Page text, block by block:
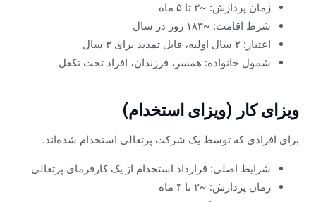
زمان پردازش: ~۳ تا ۵ ماه
شرط اقامت: ~۱۸۳ روز در سال
اعتبار: ۲ سال اولیه، قابل تمدید برای ۳ سال
شمول خانواده: همسر، فرزندان، افراد تحت تکفل
ویزای کار (ویزای استخدام)
برای افرادی که توسط یک شرکت پرتغالی استخدام شده‌اند.
شرایط اصلی: قرارداد استخدام از یک کارفرمای پرتغالی
زمان پردازش: ~۲ تا ۴ ماه